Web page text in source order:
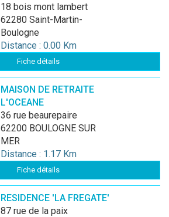
18 bois mont lambert
62280 Saint-Martin-
Boulogne
Distance : 0.00 Km
Fiche détails
MAISON DE RETRAITE
L'OCEANE
36 rue beaurepaire
62200 BOULOGNE SUR
MER
Distance : 1.17 Km
Fiche détails
RESIDENCE 'LA FREGATE'
87 rue de la paix